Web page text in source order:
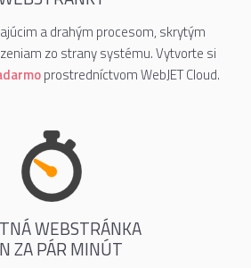
a drahým procesom, skrytým
zo strany systému. Vytvorte si
prostredníctvom WebJET Cloud.
WEBSTRÁNKA
ZA PÁR MINÚT